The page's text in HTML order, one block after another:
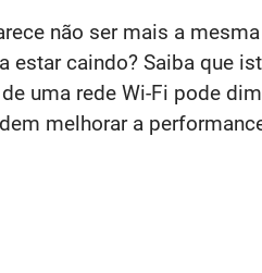
não ser mais a
estar caindo? Saiba que
uma rede Wi-Fi pode
melhorar a